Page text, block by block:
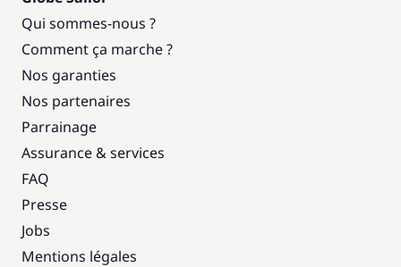
Qui sommes-nous ?
Comment ça marche ?
Nos garanties
Nos partenaires
Parrainage
Assurance & services
FAQ
Presse
Jobs
Mentions légales